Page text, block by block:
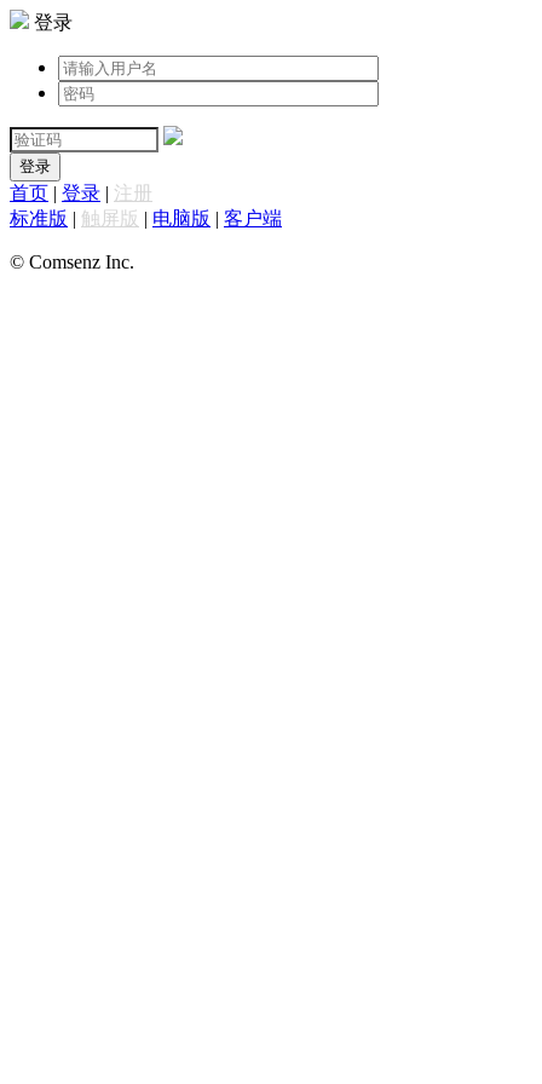
登录
登录
首页 | 登录 | 注册
标准版 | 触屏版 | 电脑版 | 客户端
© Comsenz Inc.